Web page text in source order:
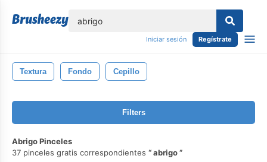
Iniciar sesión Regístrate
Textura Fondo Cepillo
Filters
Abrigo Pinceles
37 pinceles gratis correspondientes
abrigo